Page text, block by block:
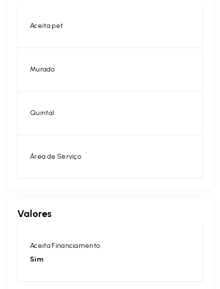
Aceita pet
Murado
Quintal
Área de Serviço
Valores
Aceita Financiamento:
Sim